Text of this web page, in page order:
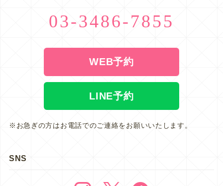
03-3486-7855
WEB予約
LINE予約
※お急ぎの方はお電話でのご連絡をお願いいたします。
SNS